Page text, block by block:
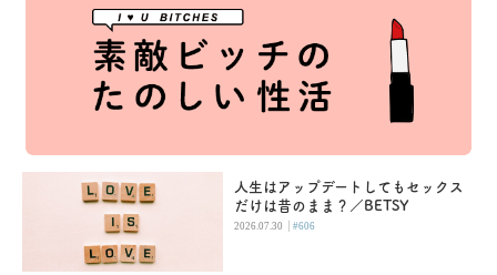
人生はアップデートしてもセックス
だけは昔のまま？／BETSY
2026.07.30 |#606